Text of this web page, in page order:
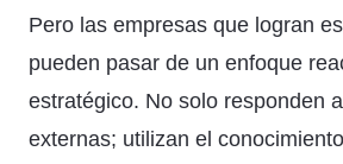
Pero las empresas que logran
pueden pasar de un enfoque
estratégico. No solo responden
externas; utilizan el